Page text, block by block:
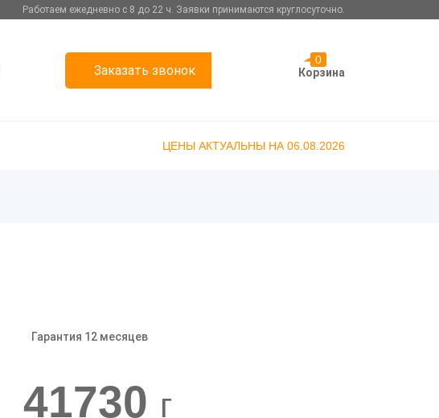
Работаем ежедневно с 8 до 22 ч. Заявки принимаются круглосуточно.
Заказать звонок
0
Корзина
ЦЕНЫ АКТУАЛЬНЫ НА 06.08.2026
Гарантия 12 месяцев
41730 г